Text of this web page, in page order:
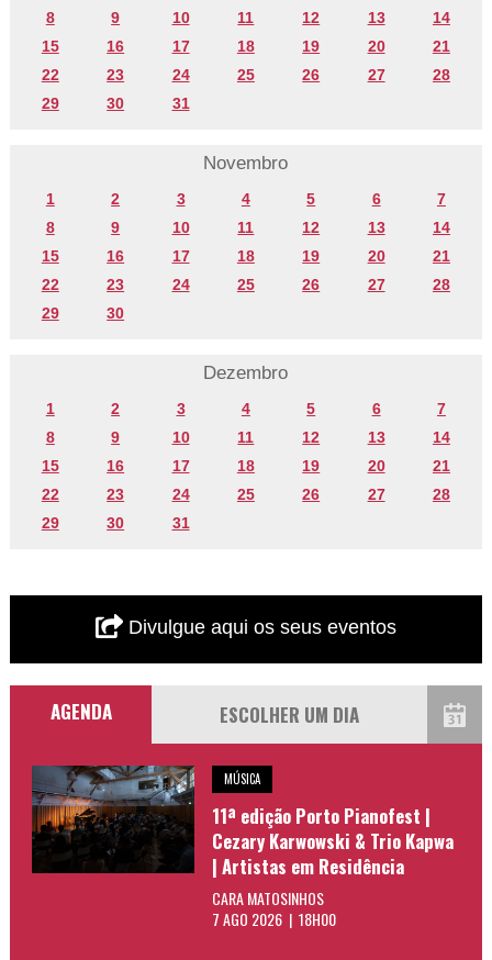
8
9 10 11 12 13
14
15
16 17 18 19 20
21
22
23 24 25 26 27
28
29
30 31
Novembro
1 2 3 4 5 6
7
8
9 10 11 12 13
14
15
16 17 18 19 20
21
22
23 24 25 26 27
28
29
30
Dezembro
1 2 3 4 5 6
7
8
9 10 11 12 13
14
15
16 17 18 19 20
21
22
23 24 25 26 27
28
29
30 31
Divulgue aqui os seus eventos
AGENDA
MÚSICA
11ª edição Porto Pianofest |
Cezary Karwowski & Trio Kapwa
| Artistas em Residência
CARA MATOSINHOS
7 AGO 2026 | 18H00